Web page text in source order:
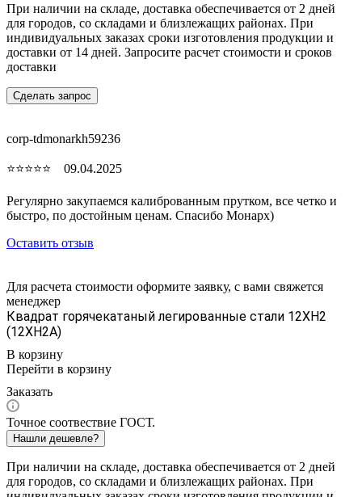
При наличии на складе, доставка обеспечивается от 2 дней
для городов, со складами и близлежащих районах. При
индивидуальных заказах сроки изготовления продукции и
доставки от 14 дней. Запросите расчет стоимости и сроков
доставки
Сделать запрос
corp-tdmonarkh59236
⭐⭐⭐⭐⭐ 09.04.2025
Регулярно закупаемся калиброванным прутком, все четко и
быстро, по достойным ценам. Спасибо Монарх)
Оставить отзыв
Для расчета стоимости оформите заявку, с вами свяжется
менеджер
Квадрат горячекатаный легированные стали 12ХН2
(12ХН2А)
В корзину
Перейти в корзину
Заказать
Точное соотвествие ГОСТ.
Нашли дешевле?
При наличии на складе, доставка обеспечивается от 2 дней
для городов, со складами и близлежащих районах. При